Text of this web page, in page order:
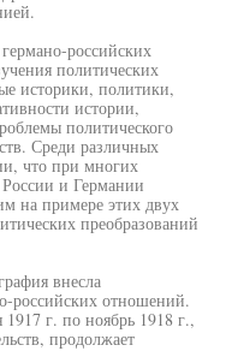
российских
политических
историки, политики,
истории,
политического
Среди различных
что при многих
и Германии
на примере этих двух
преобразований
внесла
российских отношений.
г. по ноябрь 1918 г.,
продолжает